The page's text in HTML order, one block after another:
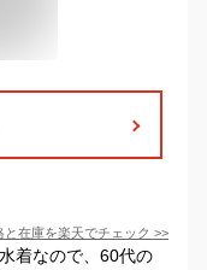
と在庫を楽天でチェック >>
着なので、60代の